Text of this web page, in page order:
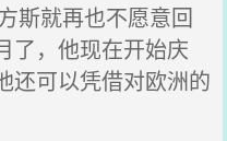
斯就再也不愿意回
了，他现在开始庆
还可以凭借对欧洲的